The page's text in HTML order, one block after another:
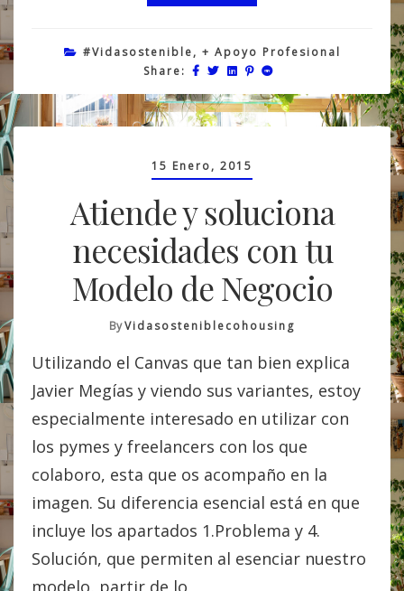
#vidasostenible, + Apoyo Profesional
Share:
15 Enero, 2015
Atiende y soluciona
necesidades con tu
Modelo de Negocio
ByVidasosteniblecohousing
Utilizando el Canvas que tan bien explica
Javier Megías y viendo sus variantes, estoy
especialmente interesado en utilizar con
los pymes y freelancers con los que
colaboro, esta que os acompaño en la
imagen. Su diferencia esencial está en que
incluye los apartados 1.Problema y 4.
Solución, que permiten al esenciar nuestro
modelo, partir de lo